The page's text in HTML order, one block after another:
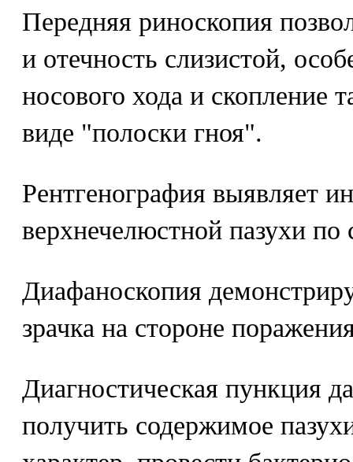
Передняя риноскопия
и отечность слизистой,
носового хода и скопление
виде "полоски гноя".
Рентгенография выявляет
верхнечелюстной пазухи
Диафаноскопия
зрачка на стороне
Диагностическая пункция
получить содержимое